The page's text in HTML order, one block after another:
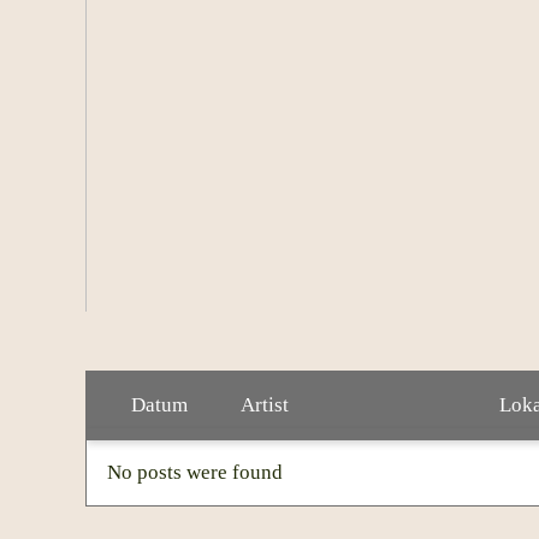
Datum Artist
No posts were found